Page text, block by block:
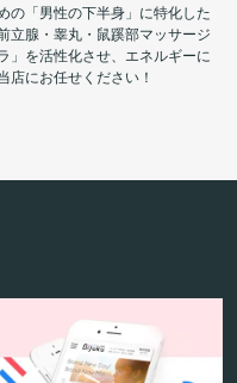
の「男性の下半身」に特化した
立腺・睾丸・鼠蹊部マッサージ
」を活性化させ、エネルギーに
店にお任せください！